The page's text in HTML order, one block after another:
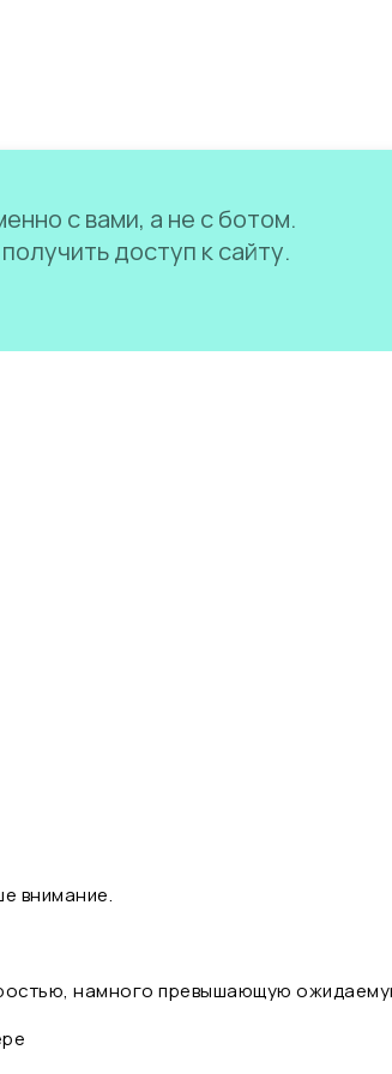
с вами, а не с ботом.
доступ к сайту.
внимание.
намного превышающую